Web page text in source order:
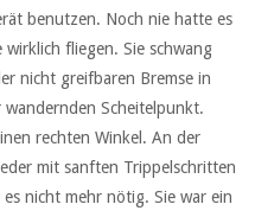
benutzen. Noch nie hatte es
fliegen. Sie schwang
nicht greifbaren Bremse in
Scheitelpunkt.
rechten Winkel. An der
mit sanften Trippelschritten
nicht mehr nötig. Sie war ein